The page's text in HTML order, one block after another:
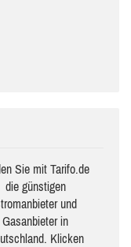
Sie mit Tarifo.de
die güns­ti­gen
und
Gasanbieter in
Klicken